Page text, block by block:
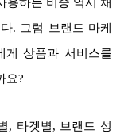
. 그럼 브랜드 마케
게 상품과 서비스를
요?
, 타겟별, 브랜드 성